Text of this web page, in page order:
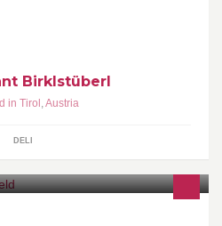
Birklstüberl
in Tirol ,Austria
DELI